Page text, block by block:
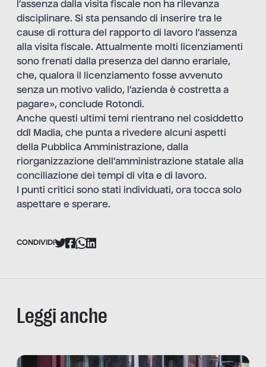
l’assenza dalla visita fiscale non ha rilevanza
disciplinare. Si sta pensando di inserire tra le
cause di rottura del rapporto di lavoro l’assenza
alla visita fiscale. Attualmente molti licenziamenti
sono frenati dalla presenza del danno erariale,
che, qualora il licenziamento fosse avvenuto
senza un motivo valido, l’azienda è costretta a
pagare», conclude Rotondi.
Anche questi ultimi temi rientrano nel cosiddetto
ddl Madia, che punta a rivedere alcuni aspetti
della Pubblica Amministrazione, dalla
riorganizzazione dell’amministrazione statale alla
conciliazione dei tempi di vita e di lavoro.
I punti critici sono stati individuati, ora tocca solo
aspettare e sperare.
CONDIVIDI
Leggi anche